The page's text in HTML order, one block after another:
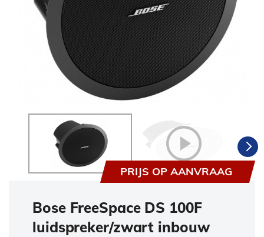
PRIJS OP AANVRAAG
Bose FreeSpace DS 100F
luidspreker/zwart inbouw